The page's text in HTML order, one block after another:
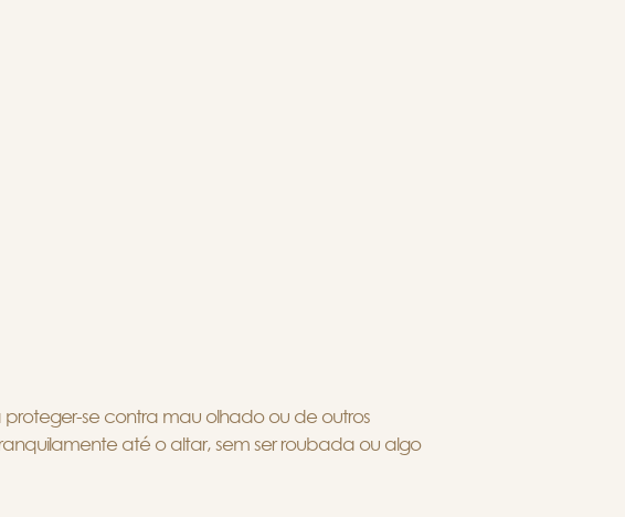
se contra mau olhado ou de outros
até o altar, sem ser roubada ou algo